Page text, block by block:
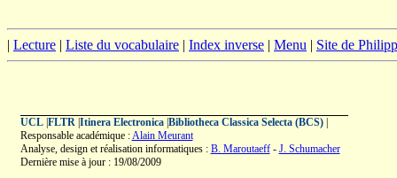
| Lecture | Liste du vocabulaire | Index inverse | Menu | Site de
UCL| FLTR| Itinera Electronica| Bibliotheca Classica Selecta (BCS)|
Responsable académique :Alain Meurant
Analyse, design et réalisation informatiques : B. Maroutaeff- J. Schumacher
Dernière mise à jour : 19/08/2009